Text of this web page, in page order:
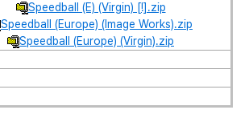
Speedball (E) (Virgin) [!].zip
Speedball (Europe) (Image Works).zip
Speedball (Europe) (Virgin).zip